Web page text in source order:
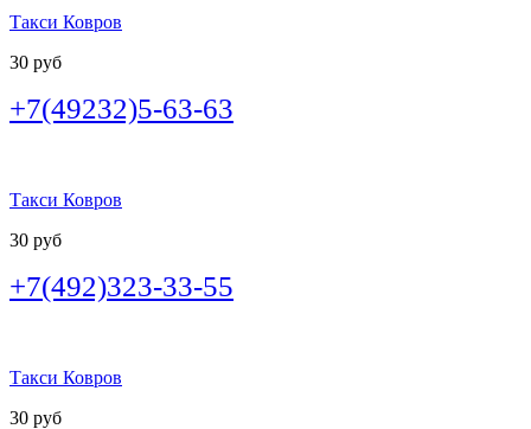
Такси Ковров
30 руб
+7(49232)5-63-63
Такси Ковров
30 руб
+7(492)323-33-55
Такси Ковров
30 руб